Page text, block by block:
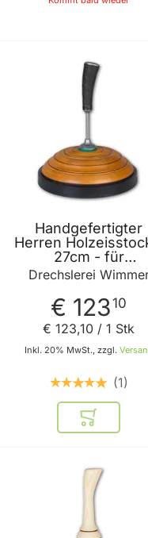
Handgefertigter
Herren
27cm - für
Turnierstiel -
Drechslerei
€ 12310
Inkl. 20% MwSt., zzgl.
€ 123,10 / 1 Stk
1
In den